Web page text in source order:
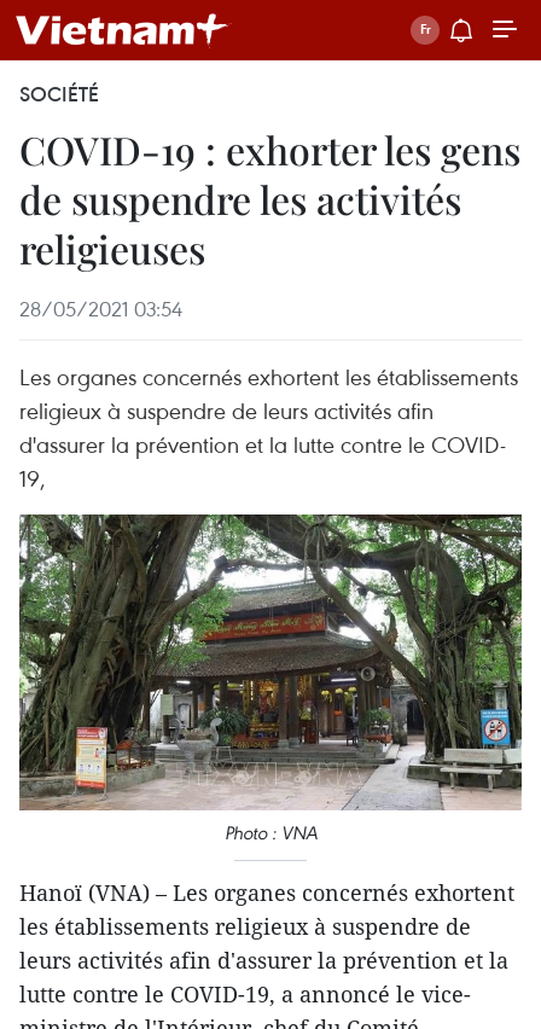
SOCIÉTÉ
COVID-19 : exhorter les gens
de suspendre les activités
religieuses
28/05/2021 03:54
Les organes concernés exhortent les établissements
religieux à suspendre de leurs activités afin
d'assurer la prévention et la lutte contre le COVID-
19,
Photo : VNA
Hanoï (VNA) – Les organes concernés exhortent
les établissements religieux à suspendre de
leurs activités afin d'assurer la prévention et la
lutte contre le COVID-19, a annoncé le vice-